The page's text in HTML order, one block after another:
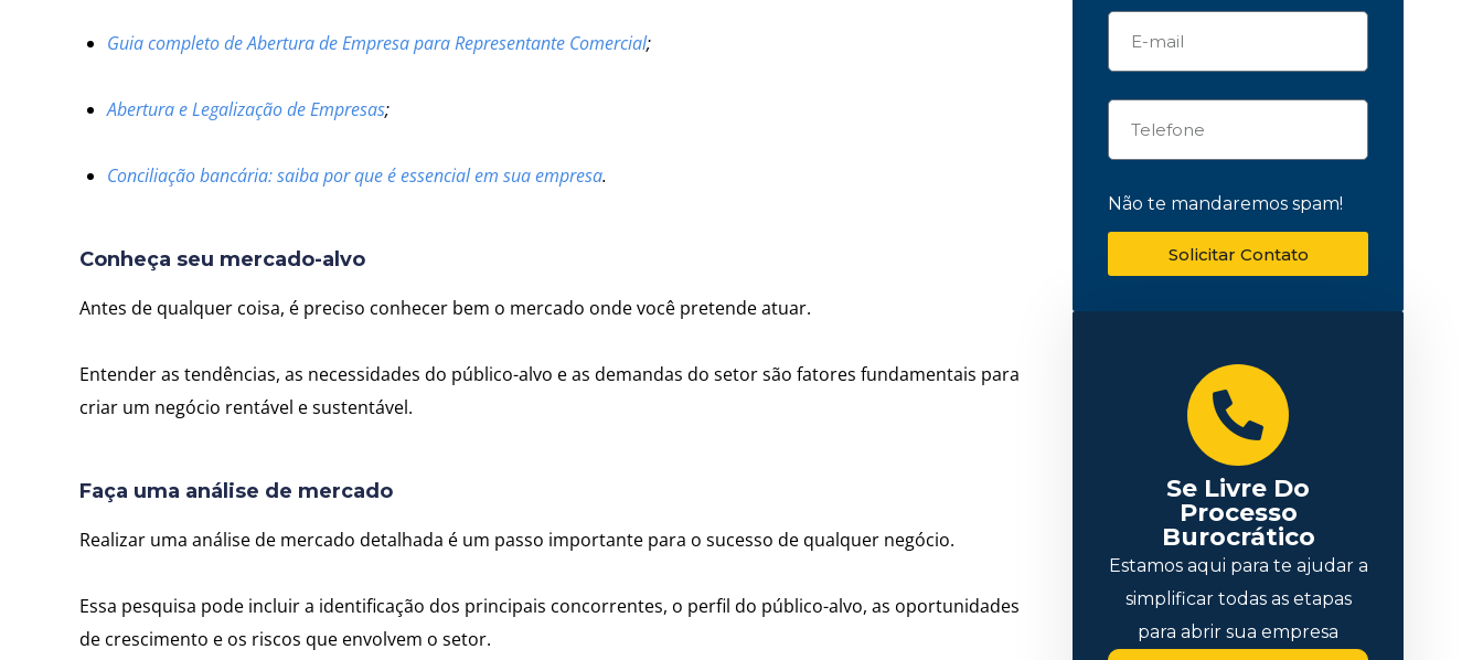
Guia completo de Abertura de Empresa para Representante Comercial;
Abertura e Legalização de Empresas;
Conciliação bancária: saiba por que é essencial em sua empresa.
Conheça seu mercado-alvo
Antes de qualquer coisa, é preciso conhecer bem o mercado onde você pretende atuar.
Entender as tendências, as necessidades do público-alvo e as demandas do setor são fatores fundamentais para
criar um negócio rentável e sustentável.
Faça uma análise de mercado
Realizar uma análise de mercado detalhada é um passo importante para o sucesso de qualquer negócio.
Essa pesquisa pode incluir a identificação dos principais concorrentes, o perfil do público-alvo, as oportunidades
de crescimento e os riscos que envolvem o setor.
Não te mandaremos spam!
Solicitar Contato
Se Livre Do
Processo
Burocrático
Estamos aqui para te ajudar a
simplificar todas as etapas
para abrir sua empresa